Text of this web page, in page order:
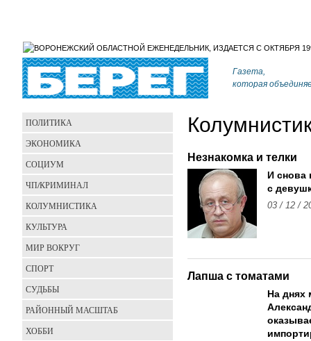
Газета,
которая
Незнакомка и телки
И снова
с
03 / 12 /
Лапша с томатами
На днях
ПОЛИТИКА
ЭКОНОМИКА
СОЦИУМ
ЧП/КРИМИНАЛ
КОЛУМНИСТИКА
КУЛЬТУРА
МИР ВОКРУГ
СПОРТ
СУДЬБЫ
РАЙОННЫЙ МАСШТАБ
ХОББИ